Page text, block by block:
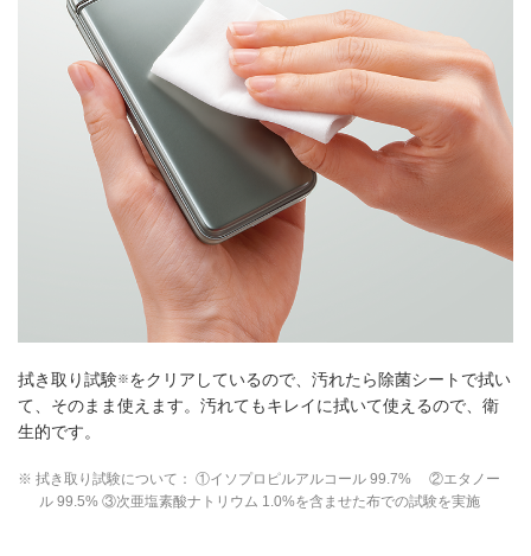
拭き取り試験※をクリアしているので、汚れたら除菌シートで拭い
て、そのまま使えます。汚れてもキレイに拭いて使えるので、衛
生的です。
※ 拭き取り試験について： ①イソプロピルアルコール 99.7% ②エタノー
ル 99.5% ③次亜塩素酸ナトリウム 1.0%を含ませた布での試験を実施